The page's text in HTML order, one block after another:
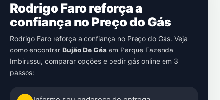
Rodrigo Faro reforça a
confiança no Preço do Gás
Rodrigo Faro reforça a confiança no Preço do Gás. Veja
como encontrar Bujão De Gás em Parque Fazenda
Imbirussu, comparar opções e pedir gás online em 3
passos: